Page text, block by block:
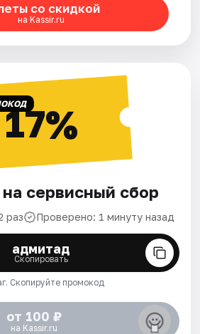
со скидкой
на Kassir.ru
17%
сервисный сбор
раз Проверено: 1 минуту назад
адмитад
Скопировать
Скопируйте промокод
от 100 ₽
на Kassir.ru